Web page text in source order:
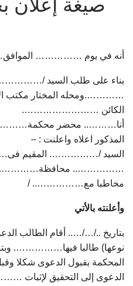
صيغة إعلان
أنه في يوم ……………
بناء على طلب السيد /
………….ومحله المختار مكتب
الكائن …………………….
أنا……….. محضر محكمة………
المذكور اعلاه واعلنت : –
السيد /……………. المقيم
…………….. محافظة………….
مخاطبا مع…………….. /
وأعلنته بالأتي
بتاريخ ../…/….. أقام الطالب
نوعها) طالبا فيها…………….
المحكمة بقبول الدعوى شكلا
الدعوى إلى التحقيق لإثبات